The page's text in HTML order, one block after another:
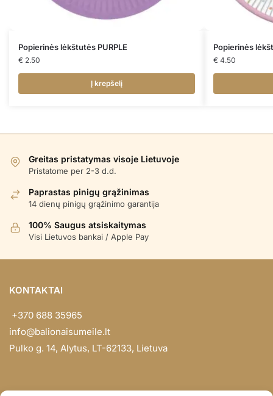
Popierinės lėkštutės PURPLE
€ 2.50
Į krepšelį
Popierinės
€ 4.50
Greitas pristatymas visoje Lietuvoje
Pristatome per 2-3 d.d.
Paprastas pinigų grąžinimas
14 dienų pinigų grąžinimo garantija
100% Saugus atsiskaitymas
Visi Lietuvos bankai / Apple Pay
KONTAKTAI
+370 688 35965
info@balionaisumeile.lt
Pulko g. 14, Alytus, LT-62133, Lietuva